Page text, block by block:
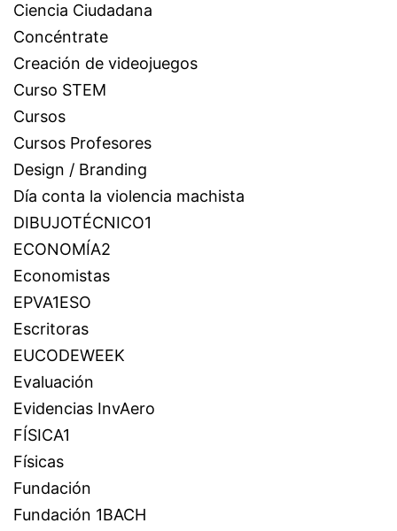
Ciencia Ciudadana
Concéntrate
Creación de videojuegos
Curso STEM
Cursos
Cursos Profesores
Design / Branding
Día conta la violencia machista
DIBUJOTÉCNICO1
ECONOMÍA2
Economistas
EPVA1ESO
Escritoras
EUCODEWEEK
Evaluación
Evidencias InvAero
FÍSICA1
Físicas
Fundación
Fundación 1BACH